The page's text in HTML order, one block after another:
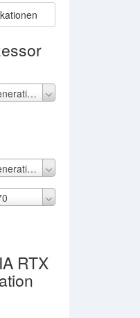
NVIDIA RTX 5000 Ada Generation
NVIDIA RTX 5000 Ada Generation
RTX